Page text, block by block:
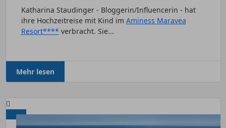
Katharina Staudinger - Bloggerin/Influencerin - hat
ihre Hochzeitreise mit Kind im Aminess Maravea
Resort**** verbracht. Sie...
Mehr lesen